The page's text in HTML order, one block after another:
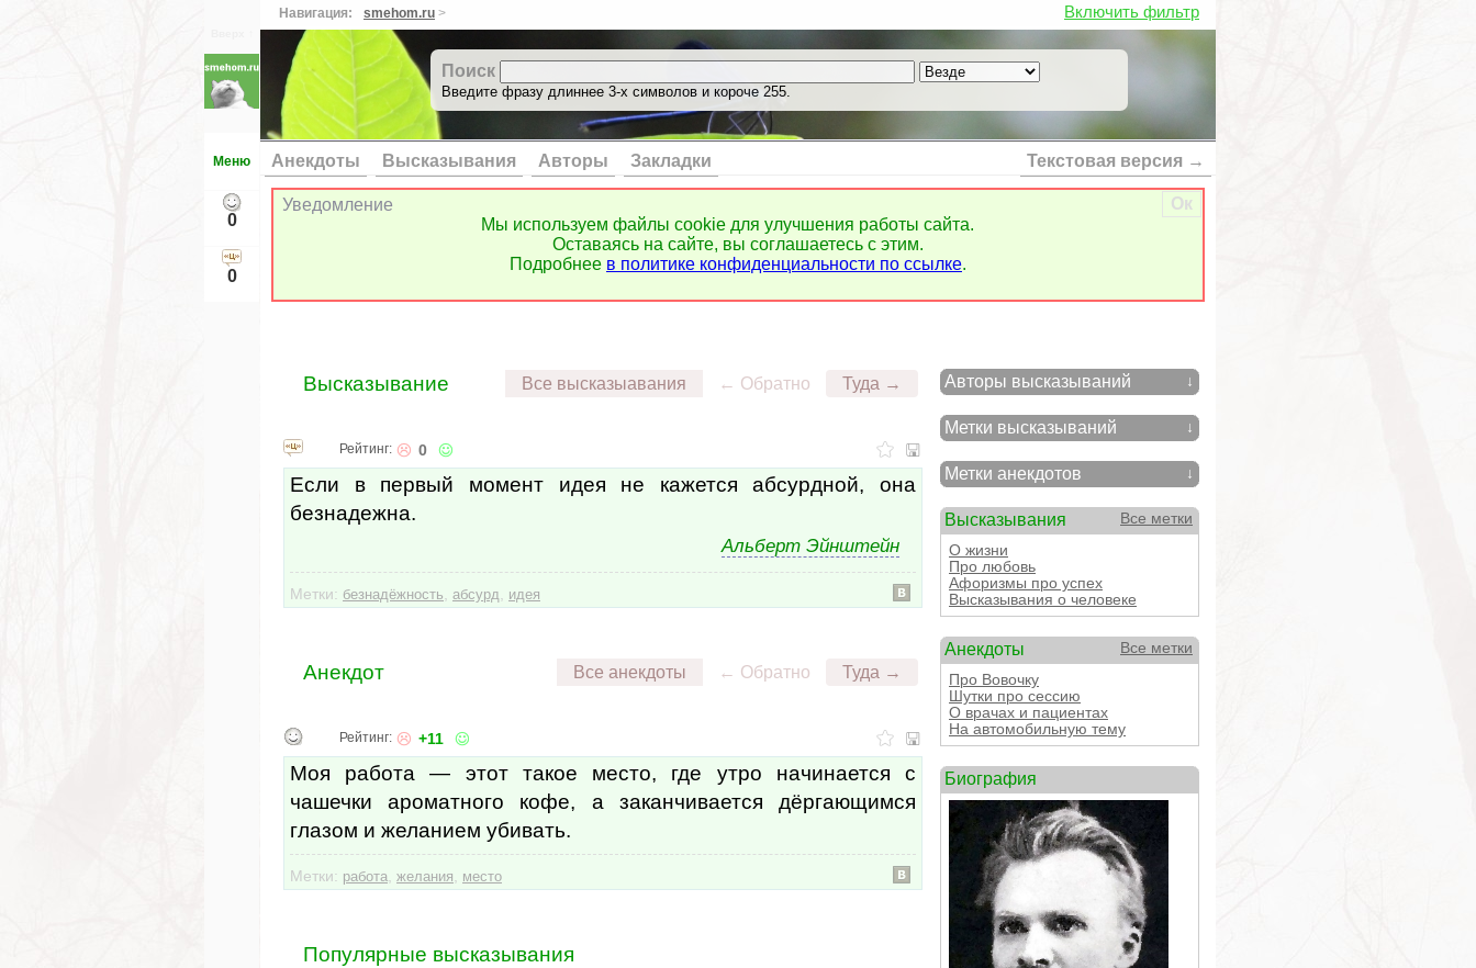
Меню
0
0
Включить фильтр
Навигация: smehom.ru >
Поиск
Введите фразу длиннее 3-х символов и короче 255.
Анекдоты Высказывания Авторы Закладки Текстовая версия →
Ок
Уведомление
Мы используем файлы cookie для улучшения работы сайта.
Оставаясь на сайте, вы соглашаетесь с этим.
Подробнее в политике конфиденциальности по ссылке.
↓
Авторы высказываний
↓
Метки высказываний
↓
Метки анекдотов
Высказывания
Все метки
О жизни
Про любовь
Афоризмы про успех
Высказывания о человеке
Анекдоты
Все метки
Про Вовочку
Шутки про сессию
О врачах и пациентах
На автомобильную тему
Биография
Высказывание Все высказыавания ← Обратно Туда →
Рейтинг: 0
Если в первый момент идея не кажется абсурдной, она
безнадежна.
Альберт Эйнштейн
Метки: безнадёжность абсурд идея
Анекдот Все анекдоты ← Обратно Туда →
Рейтинг: +11
Моя работа — этот такое место, где утро начинается с
чашечки ароматного кофе, а заканчивается дёргающимся
глазом и желанием убивать.
Метки: работа желания место
Популярные высказывания